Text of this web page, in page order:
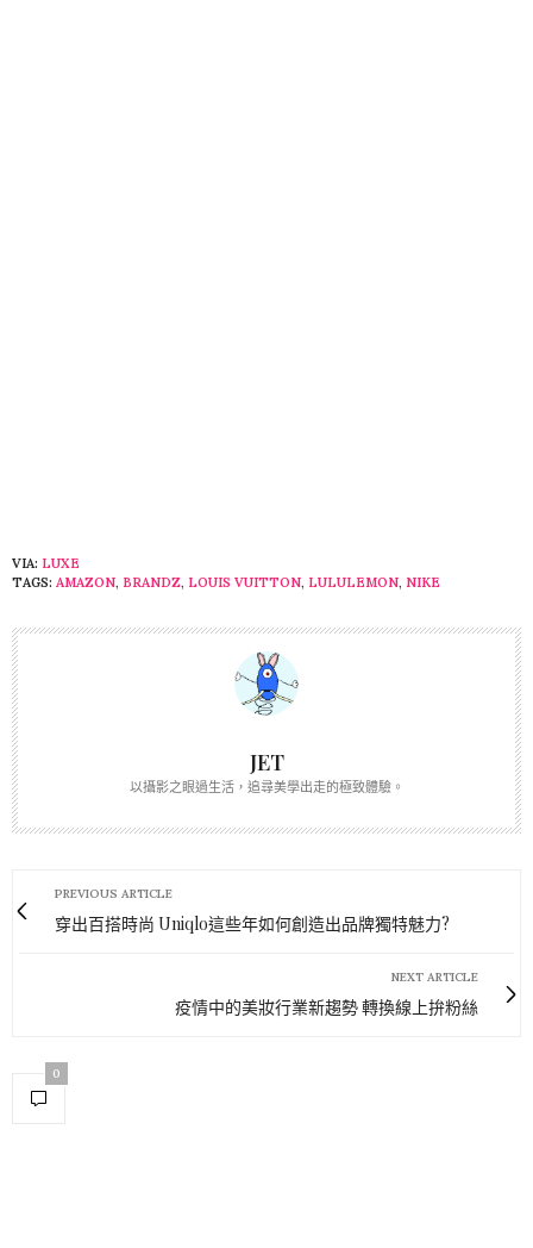
VIA: LUXE
TAGS: AMAZON, BRANDZ, LOUIS VUITTON, LULULEMON, NIKE
JET
以攝影之眼過生活，追尋美學出走的極致體驗。
PREVIOUS ARTICLE
穿出百搭時尚 Uniqlo這些年如何創造出品牌獨特魅力?
NEXT ARTICLE
疫情中的美妝行業新趨勢 轉換線上拚粉絲
0